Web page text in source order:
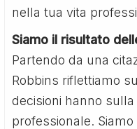
nella tua vita
Siamo il risultato
Partendo da una
Robbins riflettiamo
decisioni hanno
professionale.